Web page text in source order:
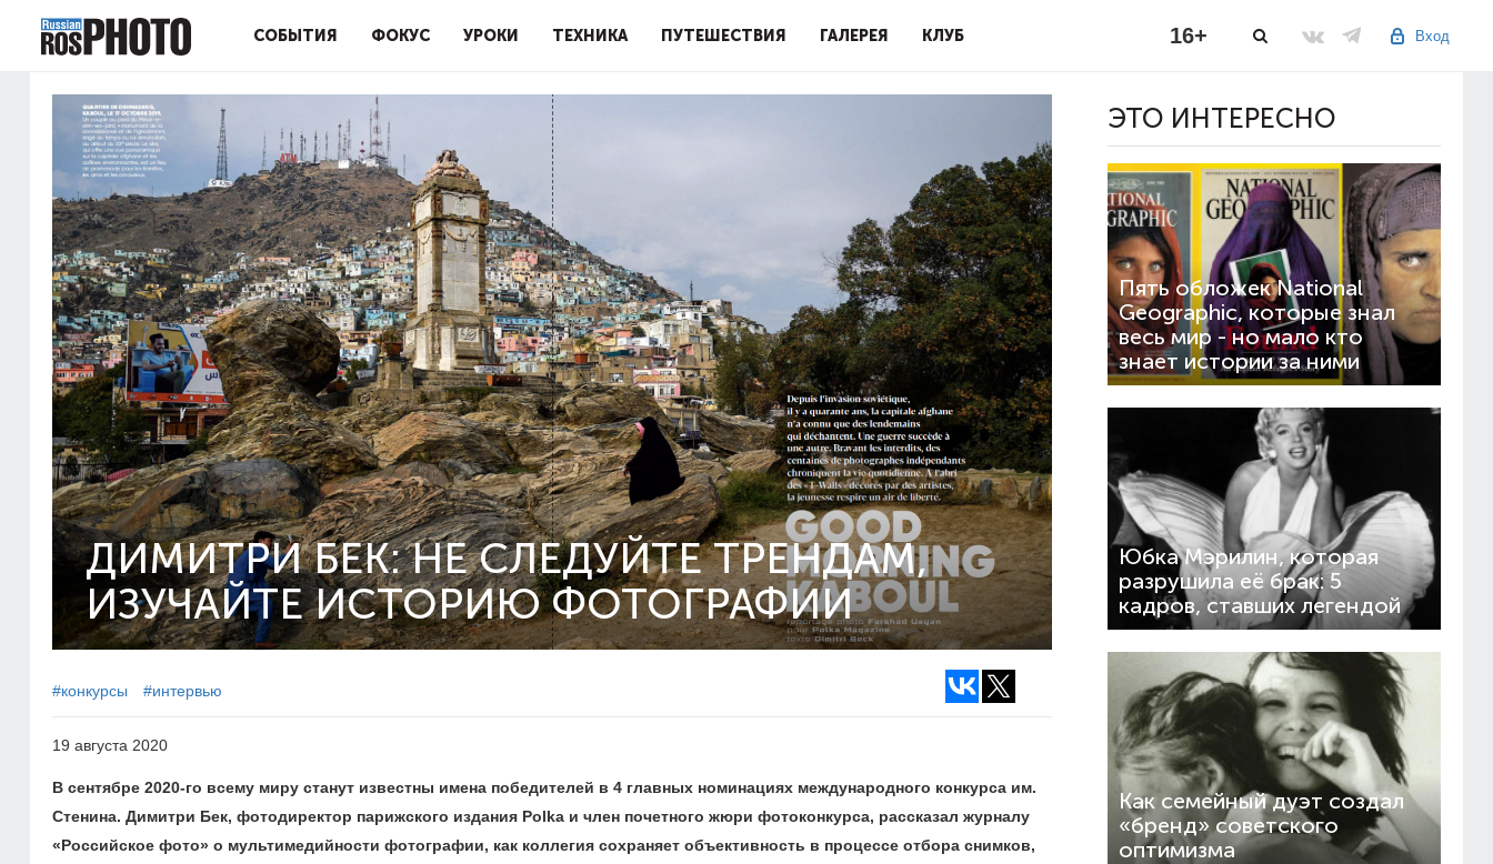
СОБЫТИЯ ФОКУС УРОКИ ТЕХНИКА ПУТЕШЕСТВИЯ ГАЛЕРЕЯ КЛУБ Вход
16+
ДИМИТРИ БЕК: НЕ СЛЕДУЙТЕ ТРЕНДАМ,
ИЗУЧАЙТЕ ИСТОРИЮ ФОТОГРАФИИ
#конкурсы #интервью
19 августа 2020
В сентябре 2020-го всему миру станут известны имена победителей в 4 главных номинациях международного конкурса им.
Стенина. Димитри Бек, фотодиректор парижского издания Polka и член почетного жюри фотоконкурса, рассказал журналу
«Российское фото» о мультимедийности фотографии, как коллегия сохраняет объективность в процессе отбора снимков,
ЭТО ИНТЕРЕСНО
Пять обложек National
Geographic, которые знал
весь мир - но мало кто
знает истории за ними
Юбка Мэрилин, которая
разрушила её брак: 5
кадров, ставших легендой
Как семейный дуэт создал
«бренд» советского
оптимизма